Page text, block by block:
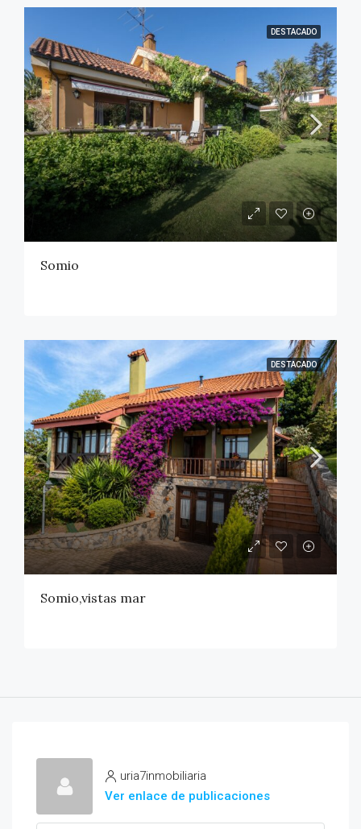
DESTACADO
Somio
DESTACADO
Somio,vistas mar
uria7inmobiliaria
Ver enlace de publicaciones